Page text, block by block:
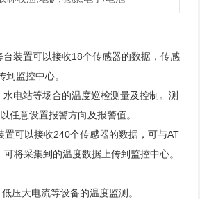
装置可以接收18个传感器的数据，传感
监控中心。
电站等场合的温度巡检测量及控制。测
任意设置报警方向及报警值。
可以接收240个传感器的数据，可与AT
将采集到的温度数据上传到监控中心。
压大电流等设备的温度监测。